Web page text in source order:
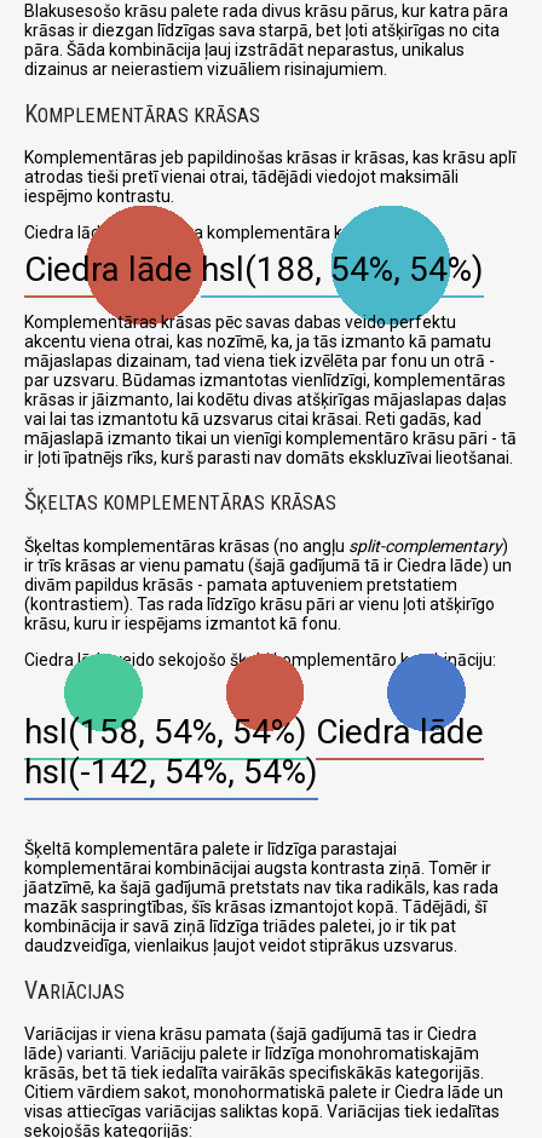
Blakusesošo krāsu palete rada divus krāsu pārus, kur katra pāra
krāsas ir diezgan līdzīgas sava starpā, bet ļoti atšķirīgas no cita
pāra. Šāda kombinācija ļauj izstrādāt neparastus, unikalus
dizainus ar neierastiem vizuāliem risinajumiem.
KOMPLEMENTĀRAS KRĀSAS
Komplementāras jeb papildinošas krāsas ir krāsas, kas krāsu aplī
atrodas tieši pretī vienai otrai, tādējādi viedojot maksimāli
iespējmo kontrastu.
Ciedra lāde un attiecīga komplementāra krāsa:
Ciedra lāde hsl(188, 54%, 54%)
Komplementāras krāsas pēc savas dabas veido perfektu
akcentu viena otrai, kas nozīmē, ka, ja tās izmanto kā pamatu
mājaslapas dizainam, tad viena tiek izvēlēta par fonu un otrā -
par uzsvaru. Būdamas izmantotas vienlīdzīgi, komplementāras
krāsas ir jāizmanto, lai kodētu divas atšķirīgas mājaslapas daļas
vai lai tas izmantotu kā uzsvarus citai krāsai. Reti gadās, kad
mājaslapā izmanto tikai un vienīgi komplementāro krāsu pāri - tā
ir ļoti īpatnējs rīks, kurš parasti nav domāts ekskluzīvai lieotšanai.
ŠĶELTAS KOMPLEMENTĀRAS KRĀSAS
Šķeltas komplementāras krāsas (no angļu split-complementary)
ir trīs krāsas ar vienu pamatu (šajā gadījumā tā ir Ciedra lāde) un
divām papildus krāsās - pamata aptuveniem pretstatiem
(kontrastiem). Tas rada līdzīgo krāsu pāri ar vienu ļoti atšķirīgo
krāsu, kuru ir iespējams izmantot kā fonu.
Ciedra lāde veido sekojošo šķelti komplementāro kombināciju:
hsl(158, 54%, 54%) Ciedra lāde
hsl(-142, 54%, 54%)
Šķeltā komplementāra palete ir līdzīga parastajai
komplementārai kombinācijai augsta kontrasta ziņā. Tomēr ir
jāatzīmē, ka šajā gadījumā pretstats nav tika radikāls, kas rada
mazāk saspringtības, šīs krāsas izmantojot kopā. Tādējādi, šī
kombinācija ir savā ziņā līdzīga triādes paletei, jo ir tik pat
daudzveidīga, vienlaikus ļaujot veidot stiprākus uzsvarus.
VARIĀCIJAS
Variācijas ir viena krāsu pamata (šajā gadījumā tas ir Ciedra
lāde) varianti. Variāciju palete ir līdzīga monohromatiskajām
krāsās, bet tā tiek iedalīta vairākās specifiskākās kategorijās.
Citiem vārdiem sakot, monohormatiskā palete ir Ciedra lāde un
visas attiecīgas variācijas saliktas kopā. Variācijas tiek iedalītas
sekojošās kategorijās: